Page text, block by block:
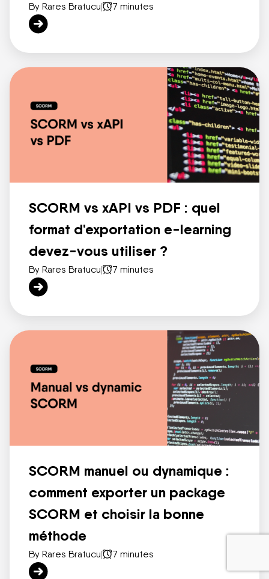
By Rares Bratucu| 7 minutes
SCORM vs xAPI vs PDF : quel
format d'exportation e-learning
devez-vous utiliser ?
By Rares Bratucu| 7 minutes
SCORM manuel ou dynamique :
comment exporter un package
SCORM et choisir la bonne
méthode
By Rares Bratucu| 7 minutes